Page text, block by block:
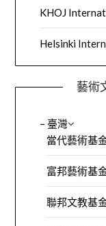
KHOJ
Helsinki
藝術
– 臺灣
當代藝術基
富邦藝術基
聯邦文教基